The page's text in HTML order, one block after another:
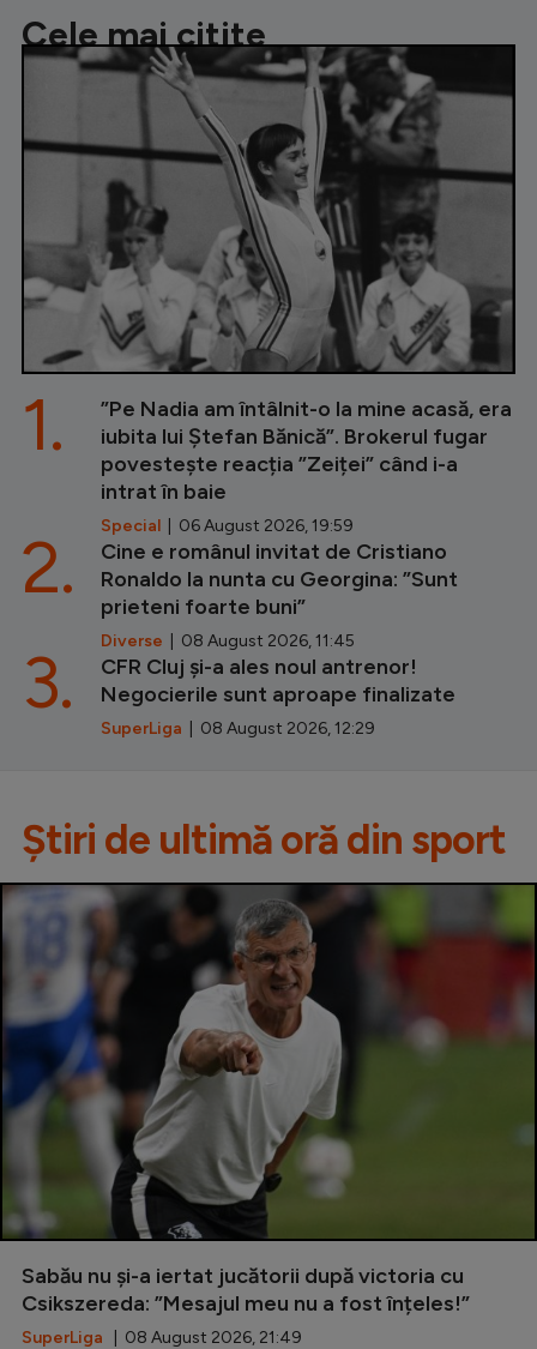
Cele mai citite
”Pe Nadia am întâlnit-o la mine acasă, era
iubita lui Ștefan Bănică”. Brokerul fugar
povestește reacția ”Zeiței” când i-a
intrat în baie
Special | 06 August 2026, 19:59
1.
Cine e românul invitat de Cristiano
Ronaldo la nunta cu Georgina: ”Sunt
prieteni foarte buni”
Diverse | 08 August 2026, 11:45
2.
CFR Cluj și-a ales noul antrenor!
Negocierile sunt aproape finalizate
SuperLiga | 08 August 2026, 12:29
3.
Știri de ultimă oră din sport
Sabău nu și-a iertat jucătorii după victoria cu
Csikszereda: ”Mesajul meu nu a fost înțeles!”
SuperLiga | 08 August 2026, 21:49